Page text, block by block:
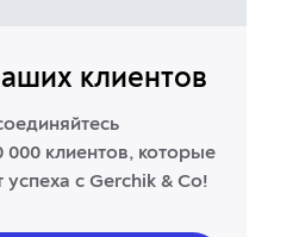
клиентов
000 клиентов, которые
с Gerchik & Co!